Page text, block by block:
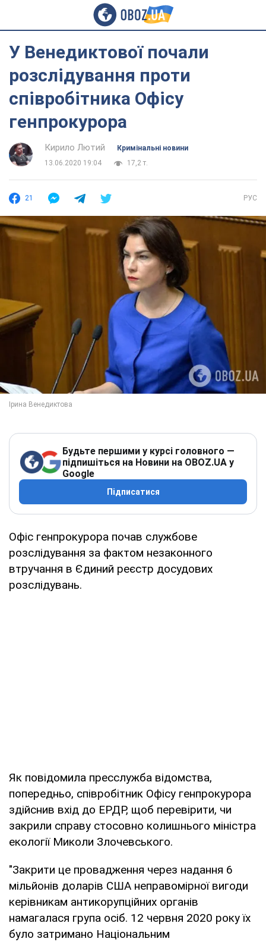
У Венедиктової почали
розслідування проти
співробітника Офісу
генпрокурора
Кирило Лютий
Кримінальні новини
13.06.2020 19:04
17,2 т.
21 РУС
Будьте першими у курсі головного —
підпишіться на Новини на OBOZ.UA у
Google
Підписатися
Офіс генпрокурора почав службове
розслідування за фактом незаконного
втручання в Єдиний реєстр досудових
розслідувань.
Як повідомила пресслужба відомства,
попередньо, співробітник Офісу генпрокурора
здійснив вхід до ЕРДР, щоб перевірити, чи
закрили справу стосовно колишнього міністра
екології Миколи Злочевського.
"Закрити це провадження через надання 6
мільйонів доларів США неправомірної вигоди
керівникам антикорупційних органів
намагалася група осіб. 12 червня 2020 року їх
було затримано Національним